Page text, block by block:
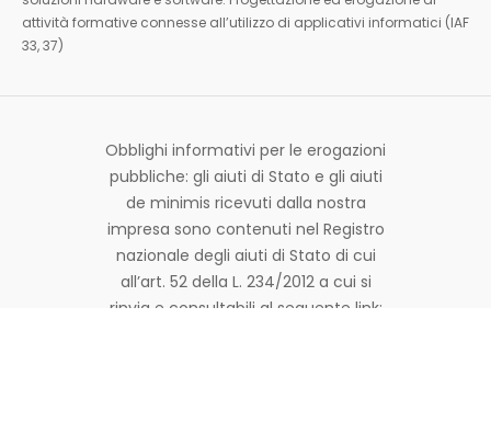
attività formative connesse all’utilizzo di applicativi informatici (IAF
33, 37)
Obblighi informativi per le erogazioni
pubbliche: gli aiuti di Stato e gli aiuti
de minimis ricevuti dalla nostra
impresa sono contenuti nel Registro
nazionale degli aiuti di Stato di cui
all’art. 52 della L. 234/2012 a cui si
rinvia e consultabili al seguente link: